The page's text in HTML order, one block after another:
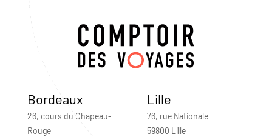
Bordeaux
26, cours du Chapeau-
Rouge
Lille
76, rue Nationale
59800 Lille